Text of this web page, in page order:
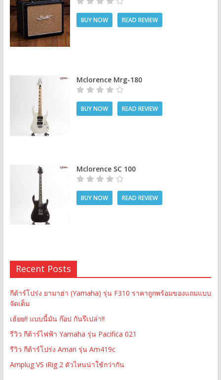
BUY NOW READ REVIEW
Mclorence Mrg-180
BUY NOW READ REVIEW
Mclorence SC 100
BUY NOW READ REVIEW
Recent Posts
กีต้าร์โปร่ง ยามาฮ่า (Yamaha) รุ่น F310 ราคาถูกพร้อมของแถมแบบ
จัดเต็ม
เฮ้ยย!! แบบนี้มัน ก๊อป กันรึเปล่า!!
รีวิว กีต้าร์ไฟฟ้า Yamaha รุ่น Pacifica 021
รีวิว กีต้าร์โปร่ง Amari รุ่น Am419c
Amplug VS iRig 2 ตัวไหนน่าใช้กว่ากัน